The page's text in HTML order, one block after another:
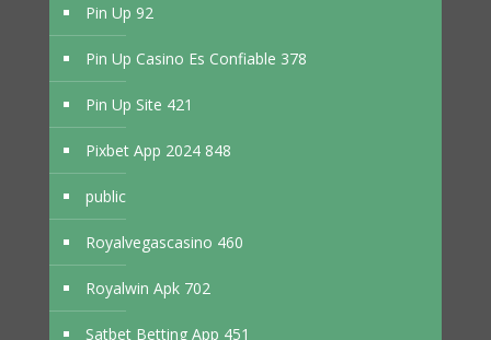
Pin Up 92
Pin Up Casino Es Confiable 378
Pin Up Site 421
Pixbet App 2024 848
public
Royalvegascasino 460
Royalwin Apk 702
Satbet Betting App 451